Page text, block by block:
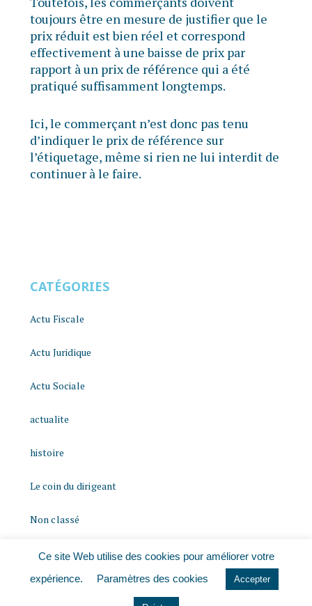
toujours être en mesure de justifier que le
prix réduit est bien réel et correspond
effectivement à une baisse de prix par
rapport à un prix de référence qui a été
pratiqué suffisamment longtemps.
Ici, le commerçant n’est donc pas tenu
d’indiquer le prix de référence sur
l’étiquetage, même si rien ne lui interdit de
continuer à le faire.
CATÉGORIES
Actu Fiscale
Actu Juridique
Actu Sociale
actualite
histoire
Le coin du dirigeant
Non classé
quizz
Ce site Web utilise des cookies pour améliorer votre
expérience.
Paramètres des cookies Accepter